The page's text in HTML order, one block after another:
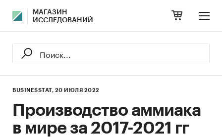
МАГАЗИН
ИССЛЕДОВАНИЙ
BUSINESSTAT, 20 ИЮЛЯ 2022
Производство аммиака
в мире за 2017-2021 гг